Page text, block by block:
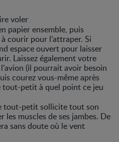
voler
papier ensemble, puis
courir pour l’attraper. Si
espace ouvert pour laisser
Laissez également votre
(il pourrait avoir besoin
courez vous-même après
tout-petit à quel point ce jeu
tout-petit sollicite tout son
muscles de ses jambes. De
sans doute où le vent